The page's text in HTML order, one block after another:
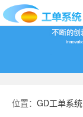
首
位置： GD工单系统